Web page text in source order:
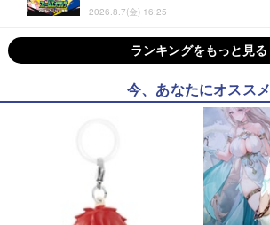
2026.8.7(金) 16:25
ランキングをもっと見る
今、あなたにオススメ